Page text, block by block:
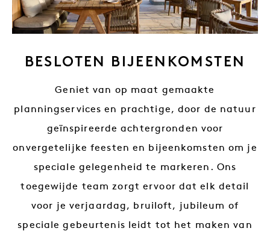
BESLOTEN BIJEENKOMSTEN
Geniet van op maat gemaakte
planningservices en prachtige, door de natuur
geïnspireerde achtergronden voor
onvergetelijke feesten en bijeenkomsten om je
speciale gelegenheid te markeren. Ons
toegewijde team zorgt ervoor dat elk detail
voor je verjaardag, bruiloft, jubileum of
speciale gebeurtenis leidt tot het maken van